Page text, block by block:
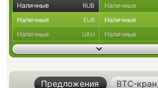
Наличные RUB Наличные
Наличные EUR Наличные
Наличные UAH Наличные
Предложения BTC-кран